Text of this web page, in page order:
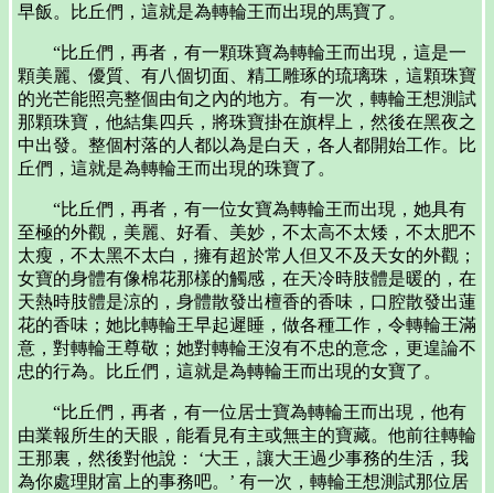
早飯。比丘們，這就是為轉輪王而出現的馬寶了。
“比丘們，再者，有一顆珠寶為轉輪王而出現，這是一
顆美麗、優質、有八個切面、精工雕琢的琉璃珠，這顆珠寶
的光芒能照亮整個由旬之內的地方。有一次，轉輪王想測試
那顆珠寶，他結集四兵，將珠寶掛在旗桿上，然後在黑夜之
中出發。整個村落的人都以為是白天，各人都開始工作。比
丘們，這就是為轉輪王而出現的珠寶了。
“比丘們，再者，有一位女寶為轉輪王而出現，她具有
至極的外觀，美麗、好看、美妙，不太高不太矮，不太肥不
太瘦，不太黑不太白，擁有超於常人但又不及天女的外觀；
女寶的身體有像棉花那樣的觸感，在天冷時肢體是暖的，在
天熱時肢體是涼的，身體散發出檀香的香味，口腔散發出蓮
花的香味；她比轉輪王早起遲睡，做各種工作，令轉輪王滿
意，對轉輪王尊敬；她對轉輪王沒有不忠的意念，更遑論不
忠的行為。比丘們，這就是為轉輪王而出現的女寶了。
“比丘們，再者，有一位居士寶為轉輪王而出現，他有
由業報所生的天眼，能看見有主或無主的寶藏。他前往轉輪
王那裏，然後對他說： ‘大王，讓大王過少事務的生活，我
為你處理財富上的事務吧。’ 有一次，轉輪王想測試那位居